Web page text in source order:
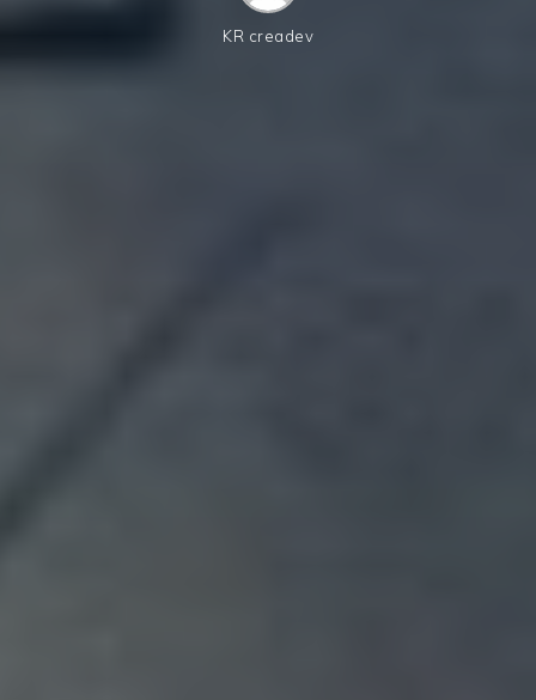
KR creadev